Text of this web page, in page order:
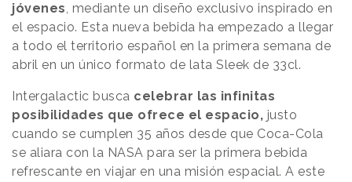
jóvenes, mediante un diseño exclusivo inspirado en
el espacio. Esta nueva bebida ha empezado a llegar
a todo el territorio español en la primera semana de
abril en un único formato de lata Sleek de 33cl.
Intergalactic busca celebrar las infinitas
posibilidades que ofrece el espacio, justo
cuando se cumplen 35 años desde que Coca-Cola
se aliara con la NASA para ser la primera bebida
refrescante en viajar en una misión espacial. A este